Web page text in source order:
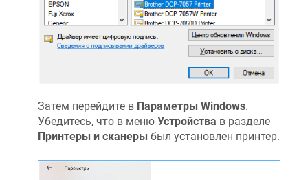
Затем перейдите в Параметры Windows.
Убедитесь, что в меню Устройства в разделе
Принтеры и сканеры был установлен принтер.